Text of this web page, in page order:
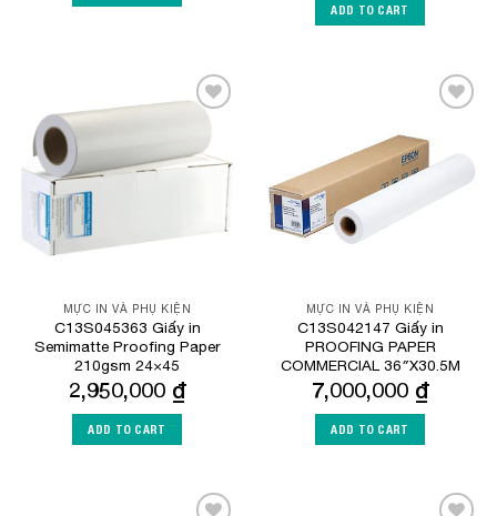
ADD TO CART
MỰC IN VÀ PHỤ KIỆN
C13S045363 Giấy in
Semimatte Proofing Paper
210gsm 24×45
2,950,000 ₫
ADD TO CART
Wishlist
MỰC IN VÀ PHỤ KIỆN
C13S042147 Giấy in
PROOFING PAPER
COMMERCIAL 36″X30.5M
7,000,000 ₫
ADD TO CART